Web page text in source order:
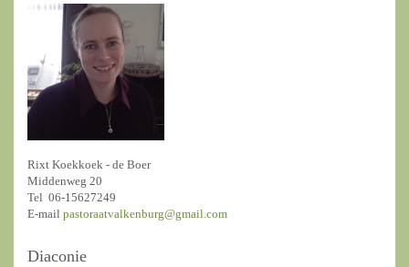
Rixt Koekkoek - de Boer
Middenweg 20
Tel 06-15627249
E-mail pastoraatvalkenburg@gmail.com
Diaconie